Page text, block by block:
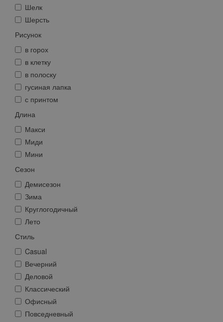
Шелк
Шерсть
Рисунок
в горох
в клетку
в полоску
гусиная лапка
с принтом
Длина
Макси
Миди
Мини
Сезон
Демисезон
Зима
Круглогодичный
Лето
Стиль
Casual
Вечерний
Деловой
Классический
Офисный
Повседневный